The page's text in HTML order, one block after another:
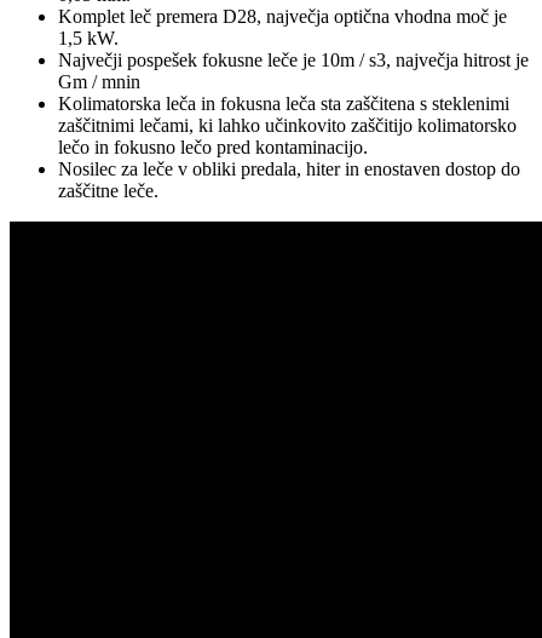
Komplet leč premera D28, največja optična vhodna moč je
1,5 kW.
Največji pospešek fokusne leče je 10m / s3, največja hitrost je
Gm / mnin
Kolimatorska leča in fokusna leča sta zaščitena s steklenimi
zaščitnimi lečami, ki lahko učinkovito zaščitijo kolimatorsko
lečo in fokusno lečo pred kontaminacijo.
Nosilec za leče v obliki predala, hiter in enostaven dostop do
zaščitne leče.